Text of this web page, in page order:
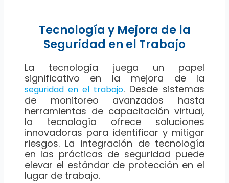
Tecnología y Mejora de la
Seguridad en el Trabajo
La tecnología juega un papel
significativo en la mejora de la
seguridad en el trabajo. Desde sistemas
de monitoreo avanzados hasta
herramientas de capacitación virtual,
la tecnología ofrece soluciones
innovadoras para identificar y mitigar
riesgos. La integración de tecnología
en las prácticas de seguridad puede
elevar el estándar de protección en el
lugar de trabajo.